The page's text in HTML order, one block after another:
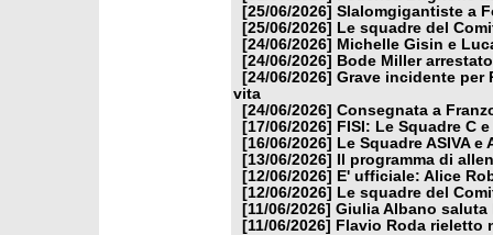
[25/06/2026] Slalomgigantiste a
[25/06/2026]
Le squadre del
[24/06/2026] Michelle Gisin e
[24/06/2026]
Bode Miller
[24/06/2026] Grave incidente per
vita
[24/06/2026] Consegnata a
[17/06/2026]
FISI: Le Squadre C
[16/06/2026]
Le Squadre ASIVA
[13/06/2026]
Il programma di
[12/06/2026]
E' ufficiale: Alice
[12/06/2026]
Le squadre del
[11/06/2026] Giulia Albano saluta
[11/06/2026]
Flavio Roda rieletto